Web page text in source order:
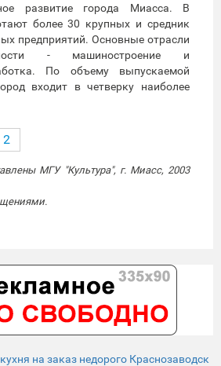
развитие города Миасса. В
более 30 крупных и средник
предприятий. Основные отрасли
- машиностроение и
По объему выпускаемой
входит в четверку наиболее
2
МГУ "Культура", г. Миасс, 2003
кухня на заказ недорого Краснозаводск